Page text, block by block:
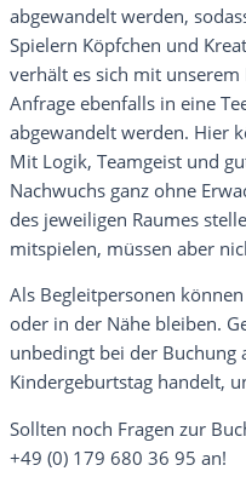
abgewandelt werden,
Spielern Köpfchen und
verhält es sich mit unserem
Anfrage ebenfalls in eine
abgewandelt werden. Hier
Mit Logik, Teamgeist und
Nachwuchs ganz ohne
des jeweiligen Raumes
mitspielen, müssen aber
Als Begleitpersonen
oder in der Nähe bleiben.
unbedingt bei der Buchung
Kindergeburtstag handelt,
Sollten noch Fragen zur
+49 (0) 179 680 36 95 an!